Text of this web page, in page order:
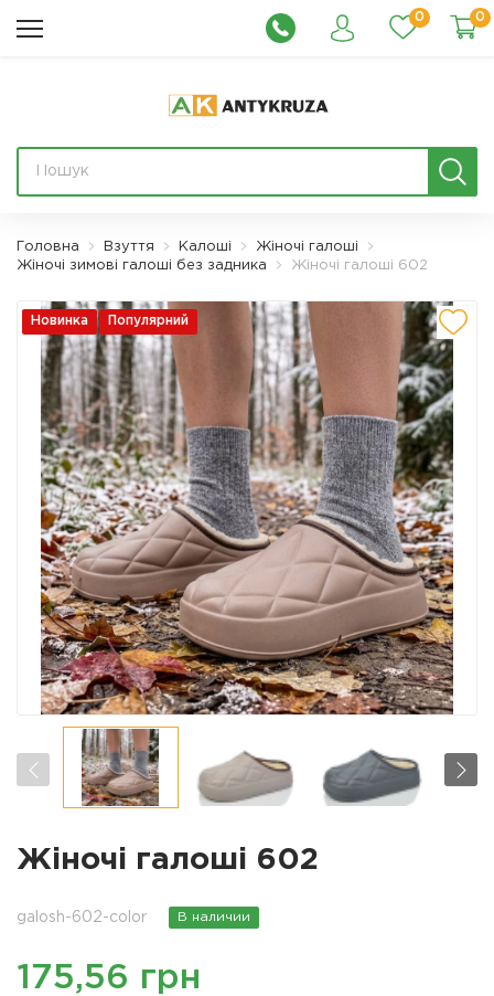
0 0
Головна Взуття Калоші
Жіночі галоші
Жіночі зимові галоші без задника
Жіночі галоші 602
Новинка Популярний
Жіночі галоші 602
galosh-602-color В наличии
175,56 грн